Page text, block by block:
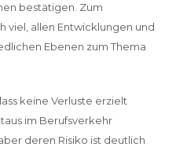
bestätigen. Zum
viel, allen Entwicklungen und
Ebenen zum Thema
keine Verluste erzielt
im Berufsverkehr
deren Risiko ist deutlich